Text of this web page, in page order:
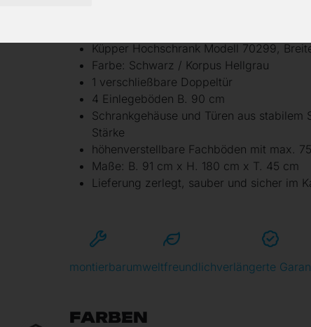
WebRotate 360
Küpper Hochschrank Modell 70299,
Farbe: Schwarz / Korpus Hellgrau
1 verschließbare Doppeltür
4 Einlegeböden B. 90 cm
Schrankgehäuse und Türen aus stabilem
Stärke
höhenverstellbare Fachböden mit max.
Maße: B. 91 cm x H. 180 cm x T. 45 cm
Lieferung zerlegt, sauber und sicher im
montierbarumweltfreundlichverlängerte
FARBEN